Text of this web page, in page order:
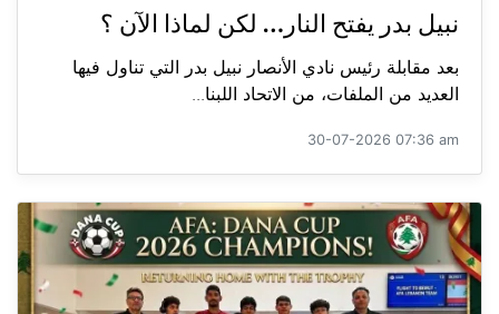
نبيل بدر يفتح النار… لكن لماذا الآن ؟
بعد مقابلة رئيس نادي الأنصار نبيل بدر التي تناول فيها
العديد من الملفات، من الاتحاد اللبنا...
30-07-2026 07:36 am